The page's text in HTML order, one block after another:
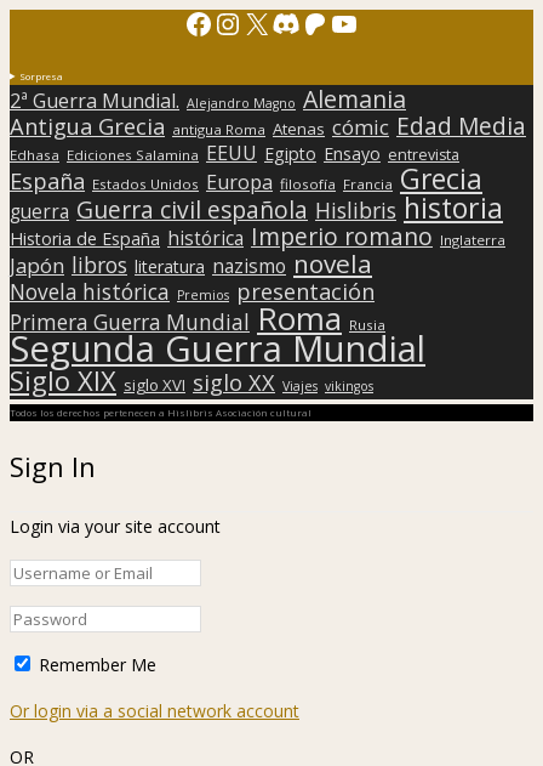
Facebook
Instagram
X Discord
Patreon
YouTube
Sorpresa
2ª Guerra Mundial. Alejandro Magno Alemania
Antigua Grecia antigua Roma Atenas cómic Edad Media
Edhasa Ediciones Salamina EEUU Egipto Ensayo entrevista
España Estados Unidos Europa filosofía Francia Grecia
guerra Guerra civil española Hislibris historia
Historia de España histórica Imperio romano Inglaterra
Japón libros literatura nazismo novela
Novela histórica Premios presentación
Primera Guerra Mundial Roma Rusia
Segunda Guerra Mundial
Siglo XIX siglo XVI siglo XX Viajes vikingos
Todos los derechos pertenecen a Hislibris Asociación cultural
Sign In
Login via your site account
Remember Me
Or login via a social network account
OR